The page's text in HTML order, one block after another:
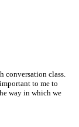
conversation class.
to me to
way in which we